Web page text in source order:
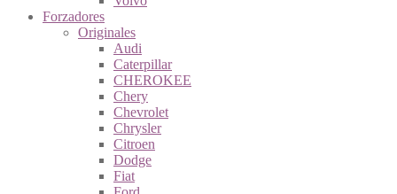
Forzadores
Originales
Audi
Caterpillar
CHEROKEE
Chery
Chevrolet
Chrysler
Citroen
Dodge
Fiat